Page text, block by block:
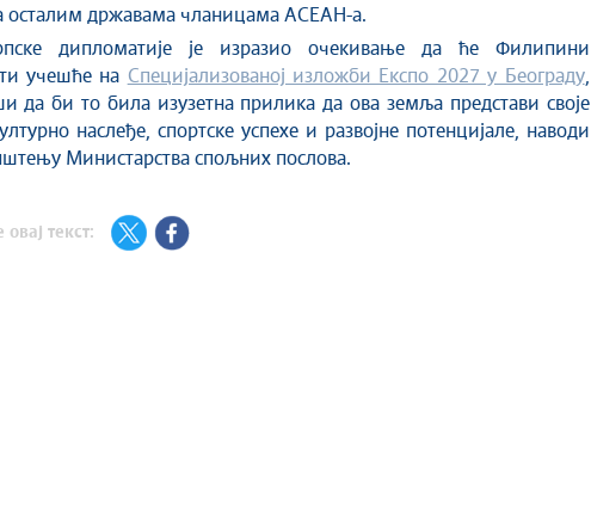
осталим државама чланицама АСЕАН-а.
дипломатије је изразио очекивање да ће Филипини
учешће на Специјализованој изложби Експо 2027 у Београду,
да би то била изузетна прилика да ова земља представи своје
наслеђе, спортске успехе и развојне потенцијале, наводи
Министарства спољних послова.
овај текст: